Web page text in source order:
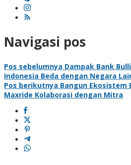
Navigasi pos
Pos sebelumnya Dampak Bank
Indonesia Beda dengan Negara
Pos berikutnya Bangun Ekosistem
Maxride Kolaborasi dengan Mitra